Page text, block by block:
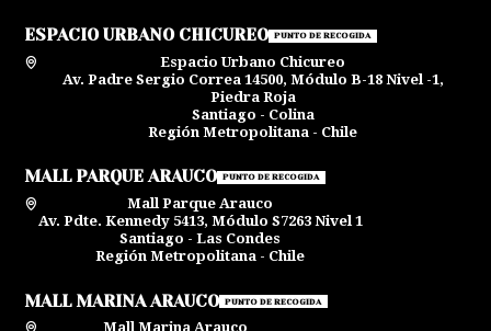
ESPACIO URBANO CHICUREO PUNTO DE RECOGIDA
Espacio Urbano Chicureo
Av. Padre Sergio Correa 14500, Módulo B-18 Nivel -1,
Piedra Roja
Santiago - Colina
Región Metropolitana - Chile
MALL PARQUE ARAUCO PUNTO DE RECOGIDA
Mall Parque Arauco
Av. Pdte. Kennedy 5413, Módulo S7263 Nivel 1
Santiago - Las Condes
Región Metropolitana - Chile
MALL MARINA ARAUCO PUNTO DE RECOGIDA
Mall Marina Arauco